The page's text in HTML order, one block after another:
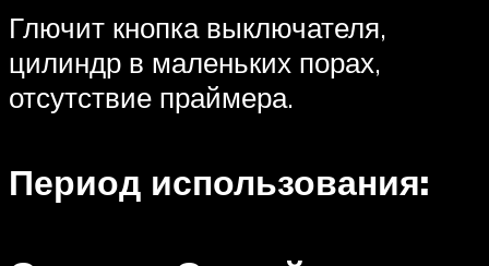
Глючит кнопка выключателя,
цилиндр в маленьких порах,
отсутствие праймера.
Период использования: